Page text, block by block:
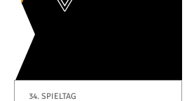
34. SPIELTAG